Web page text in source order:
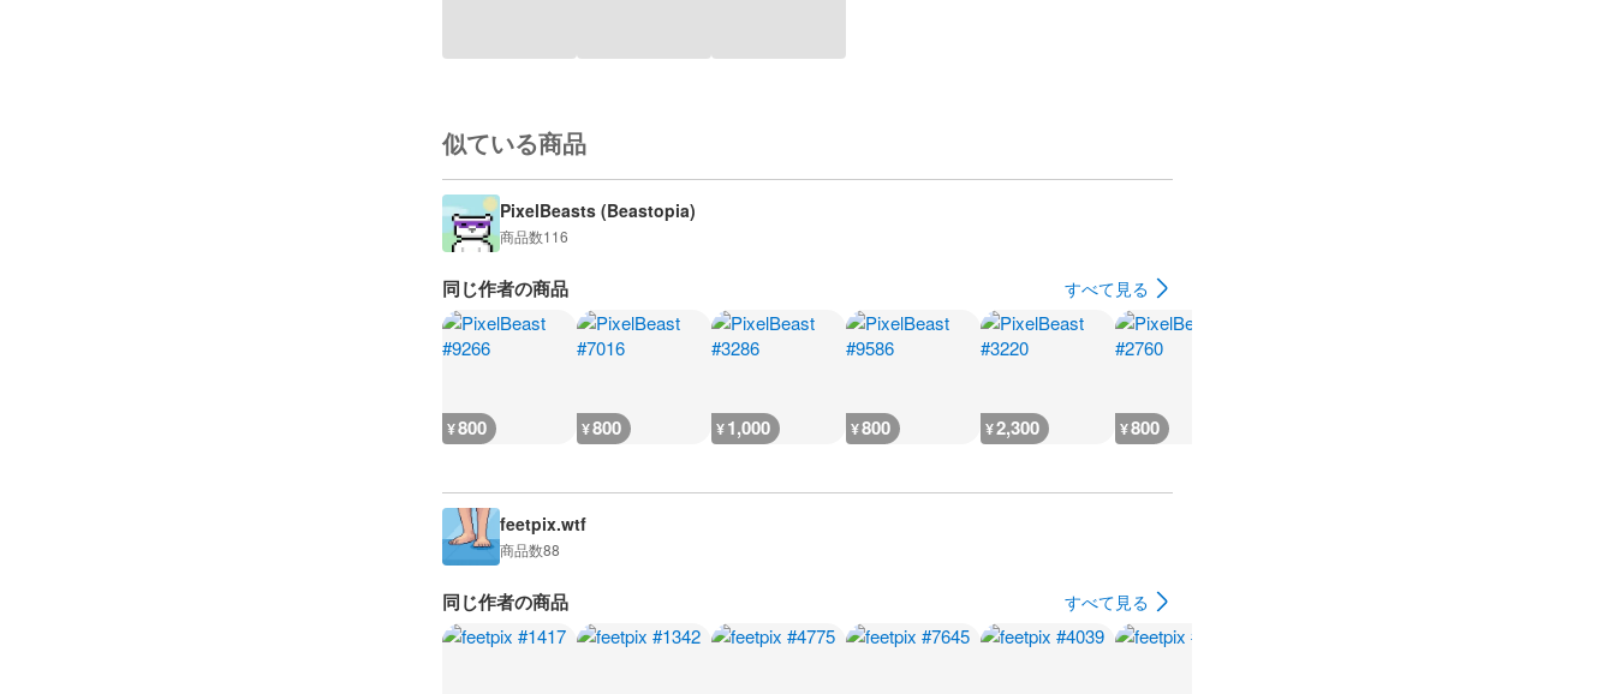
似ている商品
PixelBeasts (Beastopia)
商品数116
同じ作者の商品 すべて見る
¥800 ¥800 ¥1,000 ¥800 ¥2,300 ¥800
feetpix.wtf
商品数88
同じ作者の商品 すべて見る